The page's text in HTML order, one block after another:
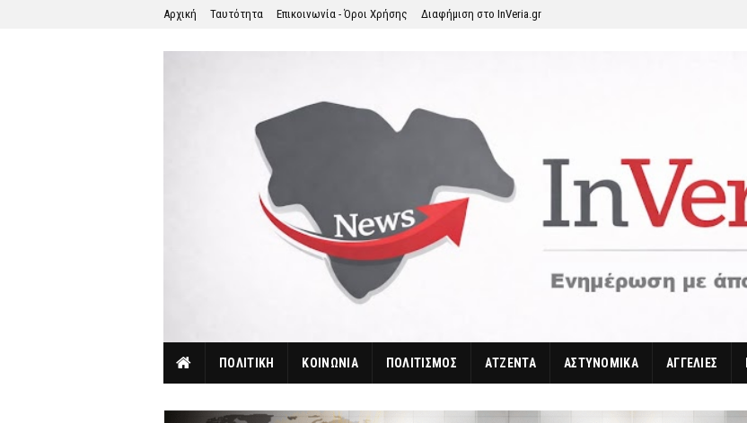
Αρχική Ταυτότητα Επικοινωνία - Όροι Χρήσης Διαφήμιση στο InVeria.gr
ΠΟΛΙΤΙΚΗ ΚΟΙΝΩΝΙΑ ΠΟΛΙΤΙΣΜΟΣ ΑΤΖΕΝΤΑ ΑΣΤΥΝΟΜΙΚΑ ΑΓΓΕΛΙΕΣ